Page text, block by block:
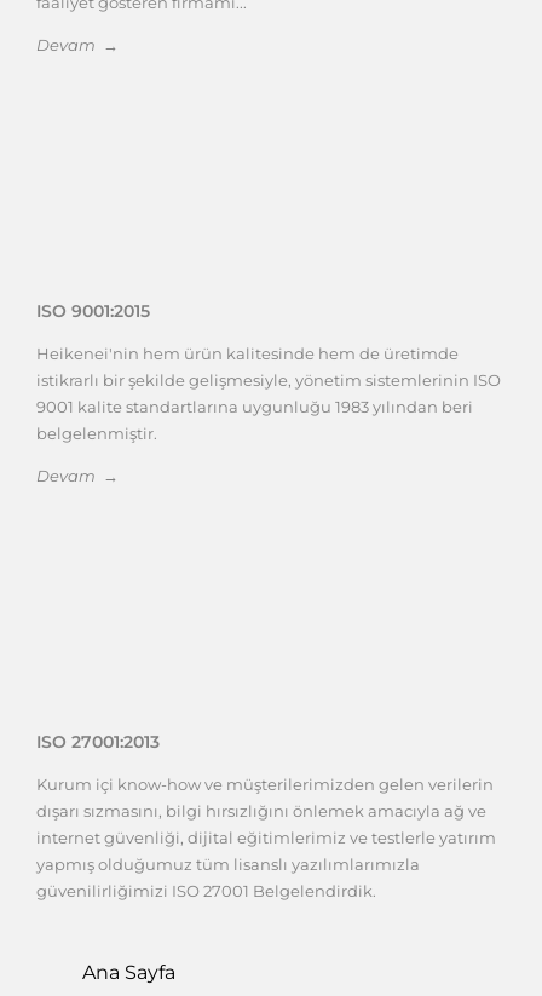
Devam →
ISO 9001:2015
Heikenei'nin hem ürün kalitesinde hem de üretimde
istikrarlı bir şekilde gelişmesiyle, yönetim sistemlerinin ISO
9001 kalite standartlarına uygunluğu 1983 yılından beri
belgelenmiştir.
Devam →
ISO 27001:2013
Kurum içi know-how ve müşterilerimizden gelen verilerin
dışarı sızmasını, bilgi hırsızlığını önlemek amacıyla ağ ve
internet güvenliği, dijital eğitimlerimiz ve testlerle yatırım
yapmış olduğumuz tüm lisanslı yazılımlarımızla
güvenilirliğimizi ISO 27001 Belgelendirdik.
Ana Sayfa